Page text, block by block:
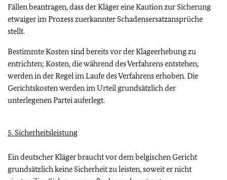
Fällen beantragen, dass der Kläger eine Kaution zur Sicherung
etwaiger im Prozess zuerkannter Schadensersatzansprüche
stellt.
Bestimmte Kosten sind bereits vor der Klageerhebung zu
entrichten; Kosten, die während des Verfahrens entstehen,
werden in der Regel im Laufe des Verfahrens erhoben. Die
Gerichtskosten werden im Urteil grundsätzlich der
unterlegenen Partei auferlegt.
5. Sicherheitsleistung
Ein deutscher Kläger braucht vor dem belgischen Gericht
grundsätzlich keine Sicherheit zu leisten, soweit er nicht